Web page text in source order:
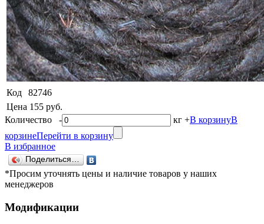
Код
82746
Цена 155 руб.
Количество - кг +В корзинуВ
корзинеПерейти в корзину
В избранное
Поделиться…
*Просим уточнять цены и наличие товаров у наших
менеджеров
Модификации